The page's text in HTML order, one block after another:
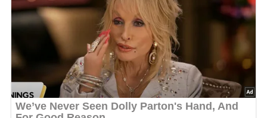
bestreuen und die Apfelschnitze auflegen. Bei Mittelhitze
etwa 30-40 Minuten backen, mit Zucker bestreuen. Für
einen Pflaumenkuchen werden entsteinte, geviertelte
Pflaumen mit der Schnittseite nach oben aufgelegt. Diese
Obstkuchen können auch in einer großen Rundform
gebacken werden.
Rosinenkuchen